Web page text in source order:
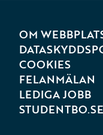
OM
COOKIES
FELANMÄLAN
LEDIGA JOBB
STUDENTBO.SE